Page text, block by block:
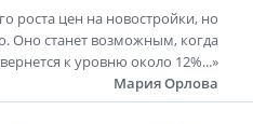
роста цен на новостройки, но
Оно станет возможным, когда
к уровню около 12%...»
Мария Орлова